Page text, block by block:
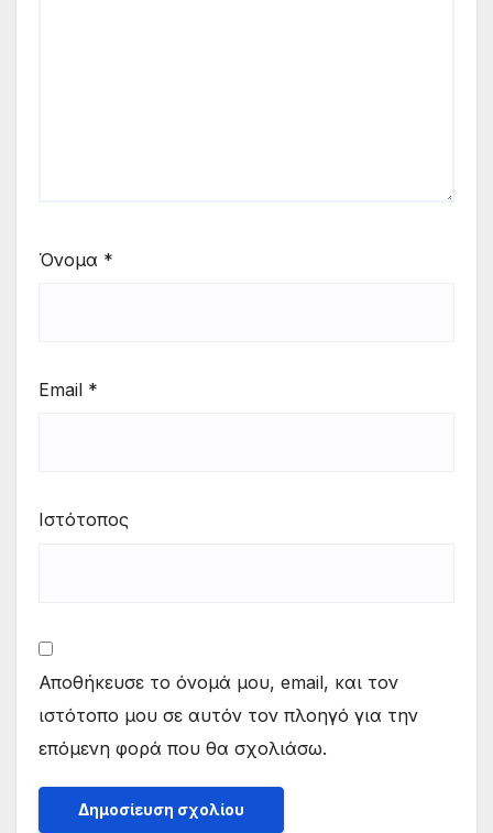
Όνομα *
Email *
Ιστότοπος
Αποθήκευσε το όνομά μου, email, και τον
ιστότοπο μου σε αυτόν τον πλοηγό για την
επόμενη φορά που θα σχολιάσω.